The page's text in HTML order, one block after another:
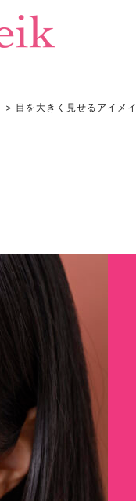
> 目を大きく見せるアイメイ